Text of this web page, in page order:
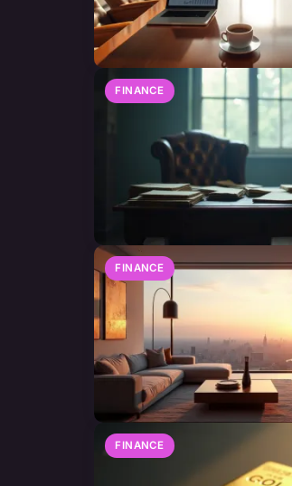
FINANCE
FINANCE
FINANCE